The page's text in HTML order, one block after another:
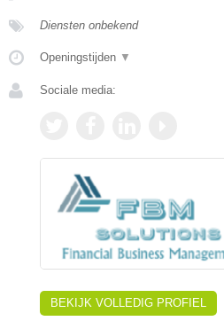
Diensten onbekend
Openingstijden ▼
Sociale media:
BEKIJK VOLLEDIG PROFIEL